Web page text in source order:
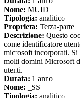
Nome: MUID
Tipologia: analitico
Proprieta: Terza-parte
Descrizione: Questo
come identificatore
microsoft incorporati. Si
molti domini Microsoft
utenti.
Durata: 1 anno
Nome: _SS
Tipologia: analitico